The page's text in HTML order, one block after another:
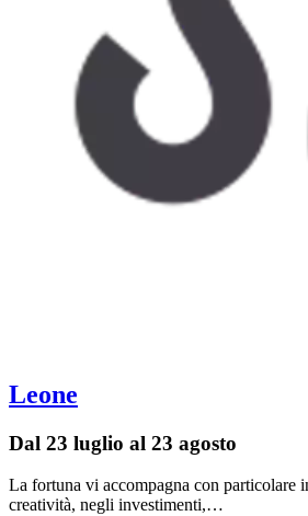
Leone
Dal 23 luglio al 23 agosto
La fortuna vi accompagna con particolare
creatività, negli investimenti,…